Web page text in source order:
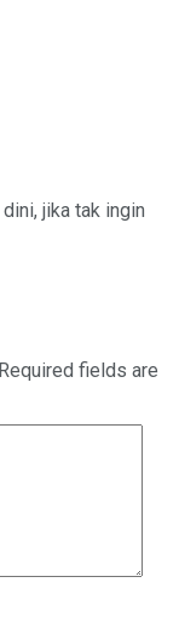
jika tak ingin
Required fields are